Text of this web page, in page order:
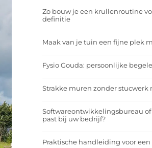
Zo bouw je een krullenroutine
definitie
Maak van je tuin een fijne plek
Fysio Gouda: persoonlijke
Strakke muren zonder stucwerk
Softwareontwikkelingsbureau
past bij uw bedrijf?
Praktische handleiding voor